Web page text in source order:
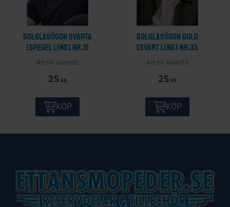
Solglasögon svarta
(spegel lins) nr.31
solnr31
25 KR
KÖP
Solglasögon guld
(svart lins) nr.33
solnr33
25 KR
KÖP